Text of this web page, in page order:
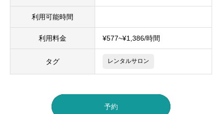
利用可能時間
利用料金 ¥577~¥1,386/時間
タグ レンタルサロン
予約